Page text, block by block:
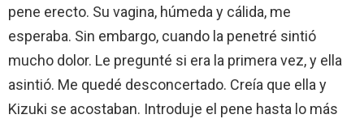
pene erecto. Su vagina, húmeda y cálida, me
esperaba. Sin embargo, cuando la penetré sintió
mucho dolor. Le pregunté si era la primera vez, y ella
asintió. Me quedé desconcertado. Creía que ella y
Kizuki se acostaban. Introduje el pene hasta lo más